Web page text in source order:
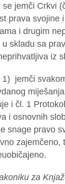
jemči Crkvi
prava svojine
i drugim
skladu sa
iz
jemči
i čl. 1
i osnovnih
snage pravo
zajemčeno,
za